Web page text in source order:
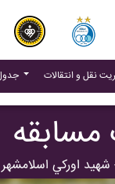
جدول بازی ها نقل و انتقالات
شهيد اورکي اسلامشهر